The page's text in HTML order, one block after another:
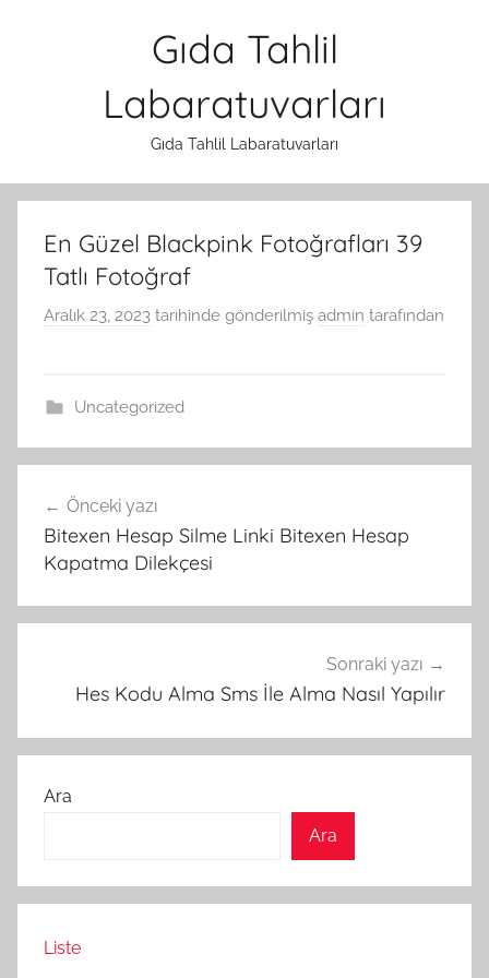
Gıda Tahlil
Labaratuvarları
Gıda Tahlil Labaratuvarları
En Güzel Blackpink Fotoğrafları 39
Tatlı Fotoğraf
Aralık 23, 2023 tarihinde gönderilmiş admin tarafından
Uncategorized
gezinmesi
Önceki yazı
Bitexen Hesap Silme Linki Bitexen Hesap
Kapatma Dilekçesi
Sonraki yazı
Hes Kodu Alma Sms İle Alma Nasıl Yapılır
Ara
Ara
Liste